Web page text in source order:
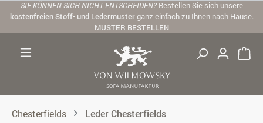
Zum Hauptinhalt springen
SIE KÖNNEN SICH NICHT ENTSCHEIDEN? Bestellen Sie sich unsere
kostenfreien Stoff- und Ledermusterganz einfach zu Ihnen nach Hause.
MUSTER BESTELLEN
Chesterfields Leder Chesterfields